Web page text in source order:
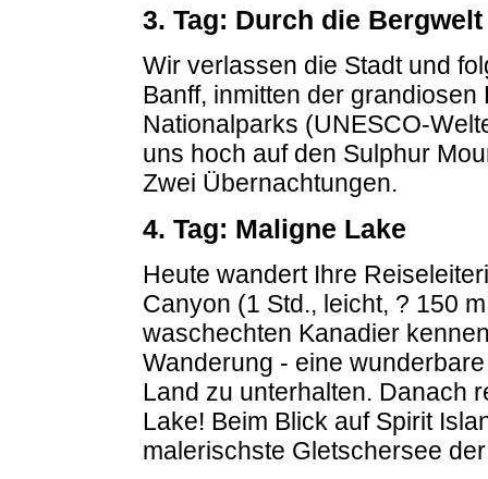
3. Tag: Durch die Bergwelt
Wir verlassen die Stadt und
Banff, inmitten der
Nationalparks (UNESCO-
uns hoch auf den Sulphur
Zwei Übernachtungen.
4. Tag: Maligne Lake
Heute wandert Ihre
Canyon (1 Std., leicht, ? 150
waschechten Kanadier
Wanderung - eine
Land zu unterhalten. Danach
Lake! Beim Blick auf Spirit
malerischste Gletschersee